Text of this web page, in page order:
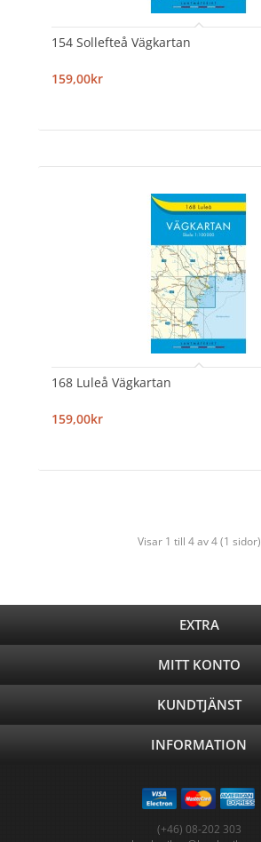
154 Sollefteå Vägkartan
159,00kr
168 Luleå Vägkartan
159,00kr
Visar 1 till 4 av 4 (1 sidor)
EXTRA
MITT KONTO
KUNDTJÄNST
INFORMATION
(+46) 08-202 303